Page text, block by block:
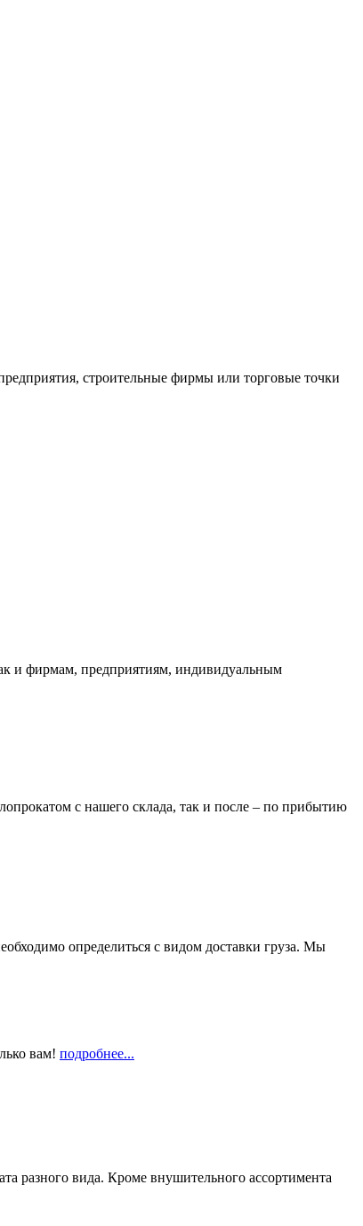
строительные фирмы или торговые точки
и фирмам, предприятиям, индивидуальным
с нашего склада, так и после – по прибытию
определиться с видом доставки груза. Мы
вам! подробнее...
разного вида. Кроме внушительного ассортимента